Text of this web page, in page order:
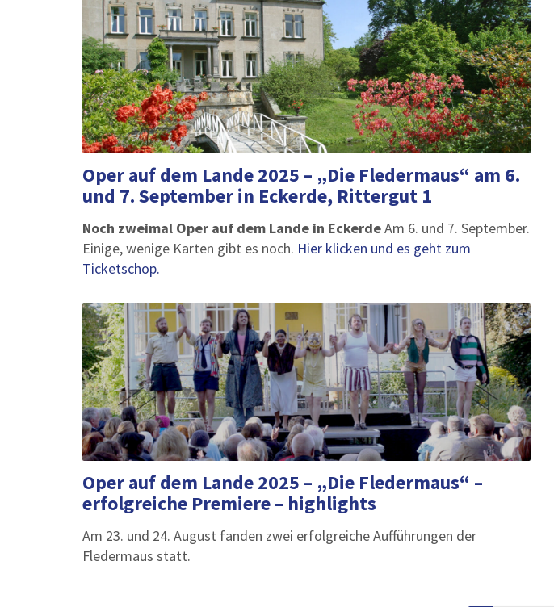
Oper auf dem Lande 2025 – „Die Fledermaus“ am 6.
und 7. September in Eckerde, Rittergut 1
Noch zweimal Oper auf dem Lande in EckerdeAm 6. und 7. September.
Einige, wenige Karten gibt es noch. Hier klicken und es geht zum
Ticketschop.
Oper auf dem Lande 2025 – „Die Fledermaus“ –
erfolgreiche Premiere – highlights
Am 23. und 24. August fanden zwei erfolgreiche Aufführungen der
Fledermaus statt.